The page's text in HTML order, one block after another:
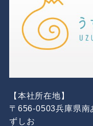
【本社所在地】
〒656-0503兵庫県南
ずしお